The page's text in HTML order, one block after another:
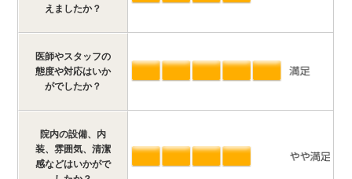
えましたか？
医師やスタッフの
態度や対応はいか
がでしたか？
院内の設備、内
装、雰囲気、清潔
感などはいかがで